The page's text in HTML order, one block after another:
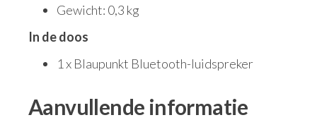
Gewicht: 0,3 kg
In de doos
1 x Blaupunkt Bluetooth-luidspreker
Aanvullende informatie